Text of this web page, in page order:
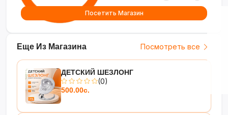
Еще Из Магазина Посмотреть все
ДЕТСКИЙ ШЕЗЛОНГ
(0)
500.00с.
Посетить Магазин